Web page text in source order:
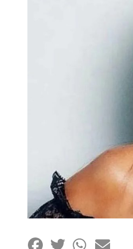
Clasificados
Fúnebres